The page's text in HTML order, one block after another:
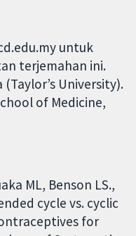
untuk
terjemahan ini.
University).
of Medicine,
ML, Benson LS.,
cycle vs. cyclic
for